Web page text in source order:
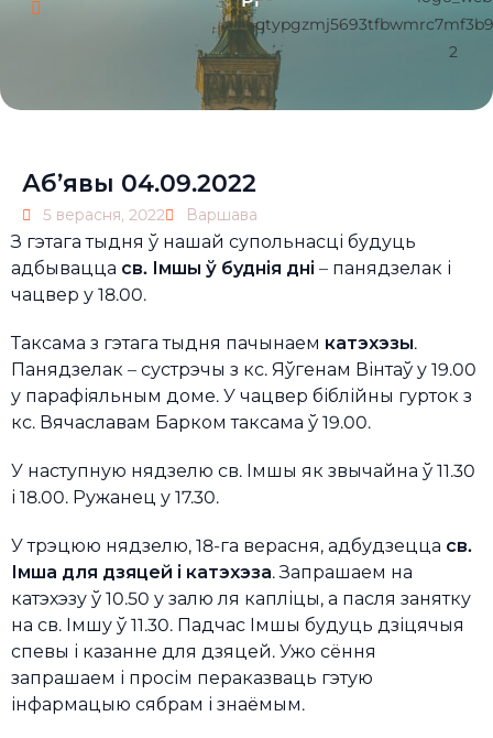
Аб’явы 04.09.2022
5 верасня, 2022 Варшава
З гэтага тыдня ў нашай супольнасці будуць
адбывацца св. Імшы ў буднія дні – панядзелак і
чацвер у 18.00.
Таксама з гэтага тыдня пачынаем катэхэзы.
Панядзелак – сустрэчы з кс. Яўгенам Вінтаў у 19.00
у парафіяльным доме. У чацвер біблійны гурток з
кс. Вячаславам Барком таксама ў 19.00.
У наступную нядзелю св. Імшы як звычайна ў 11.30
і 18.00. Ружанец у 17.30.
У трэцюю нядзелю, 18-га верасня, адбудзецца св.
Імша для дзяцей і катэхэза. Запрашаем на
катэхэзу ў 10.50 у залю ля капліцы, а пасля занятку
на св. Імшу ў 11.30. Падчас Імшы будуць дзіцячыя
спевы і казанне для дзяцей. Ужо сёння
запрашаем і просім пераказваць гэтую
інфармацыю сябрам і знаёмым.